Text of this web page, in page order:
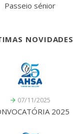
Passeio sénior
NOVIDADES
07/11/2025
2025